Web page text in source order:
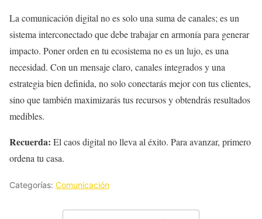
La comunicación digital no es solo una suma de canales; es un
sistema interconectado que debe trabajar en armonía para generar
impacto. Poner orden en tu ecosistema no es un lujo, es una
necesidad. Con un mensaje claro, canales integrados y una
estrategia bien definida, no solo conectarás mejor con tus clientes,
sino que también maximizarás tus recursos y obtendrás resultados
medibles.
Recuerda: El caos digital no lleva al éxito. Para avanzar, primero
ordena tu casa.
Categorías: Comunicación